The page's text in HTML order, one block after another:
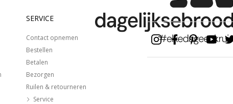
SERVICE
Contact opnemen
Bestellen
Betalen
Bezorgen
Ruilen & retourneren
Service